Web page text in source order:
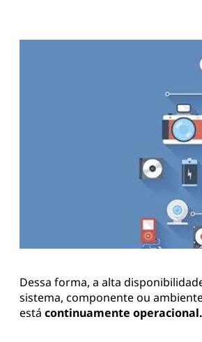
Dessa forma, a alta
sistema, componente ou
está continuamente operacional.